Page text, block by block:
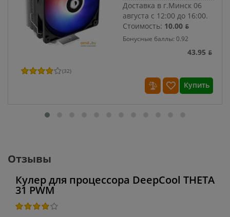
Доставка в г.Минск 06
августа с 12:00 до 16:00.
Стоимость: 10.00 ƃ
Бонусные баллы: 0.92
43.95 ƃ
(32)
Купить
Отзывы
Кулер для процессора DeepCool THETA
31 PWM